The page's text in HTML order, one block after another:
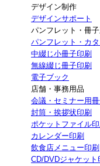
デザイン制作
デザインサポート
パンフレット・冊
パンフレット・カ
中綴じ小冊子印刷
無線綴じ冊子印刷
電子ブック
店舗・事務用品
会議・セミナー用冊
封筒・挨拶状印刷
ポケットファイル印
カレンダー印刷
飲食店メニュー印刷
CD/DVDジャケット